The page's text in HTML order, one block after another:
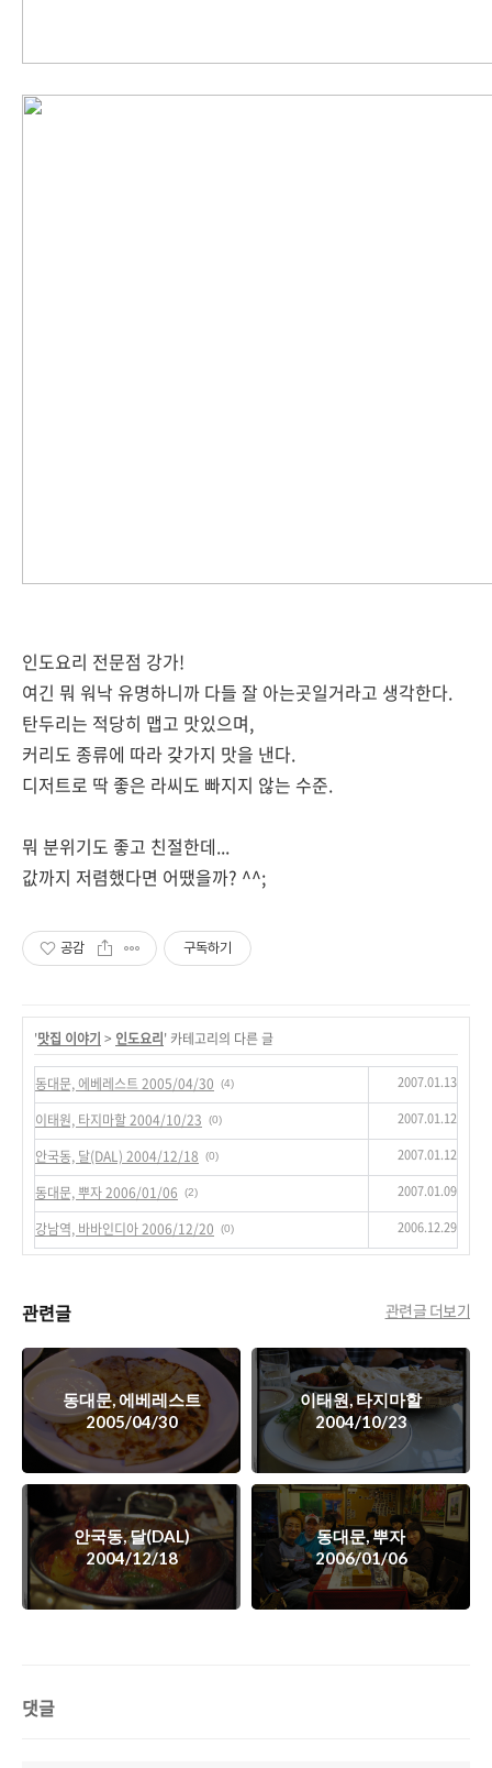
인도요리 전문점 강가!
여긴 뭐 워낙 유명하니까 다들 잘 아는곳일거라고 생각한다.
탄두리는 적당히 맵고 맛있으며,
커리도 종류에 따라 갖가지 맛을 낸다.
디저트로 딱 좋은 라씨도 빠지지 않는 수준.
뭐 분위기도 좋고 친절한데...
값까지 저렴했다면 어땠을까? ^^;
공감 구독하기
'맛집 이야기 > 인도요리' 카테고리의 다른 글
동대문, 에베레스트 2005/04/30 (4) 2007.01.13
이태원, 타지마할 2004/10/23 (0) 2007.01.12
안국동, 달(DAL) 2004/12/18 (0) 2007.01.12
동대문, 뿌자 2006/01/06 (2) 2007.01.09
강남역, 바바인디아 2006/12/20 (0) 2006.12.29
관련글 관련글 더보기
동대문, 에베레스트
2005/04/30
이태원, 타지마할
2004/10/23
안국동, 달(DAL)
2004/12/18
동대문, 뿌자
2006/01/06
댓글